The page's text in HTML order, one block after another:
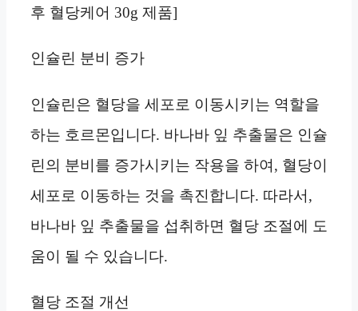
후 혈당케어 30g 제품]
인슐린 분비 증가
인슐린은 혈당을 세포로 이동시키는 역할을
하는 호르몬입니다. 바나바 잎 추출물은 인슐
린의 분비를 증가시키는 작용을 하여, 혈당이
세포로 이동하는 것을 촉진합니다. 따라서,
바나바 잎 추출물을 섭취하면 혈당 조절에 도
움이 될 수 있습니다.
혈당 조절 개선